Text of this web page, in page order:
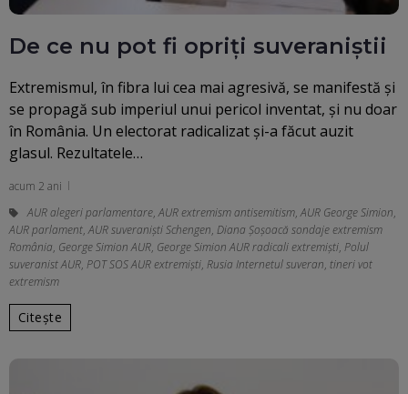
De ce nu pot fi opriți suveraniștii
Extremismul, în fibra lui cea mai agresivă, se manifestă și
se propagă sub imperiul unui pericol inventat, și nu doar
în România. Un electorat radicalizat și-a făcut auzit
glasul. Rezultatele…
acum 2 ani
AUR alegeri parlamentare,AUR extremism antisemitism,AUR George Simion,
AUR parlament,AUR suveraniști Schengen, Diana Șoșoacă sondaje extremism
România, George Simion AUR, George Simion AUR radicali extremiști, Polul
suveranist AUR, POT SOS AUR extremişti, Rusia Internetul suveran, tineri vot
extremism
Citește